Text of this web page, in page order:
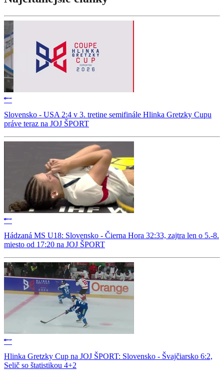
Slovensko - USA 2:4 v 3. tretine semifinále Hlinka Gretzky Cupu
práve teraz na JOJ ŠPORT
Hádzaná MS U18: Slovensko - Čierna Hora 32:33, zajtra len o 5.-8.
miesto od 17:20 na JOJ ŠPORT
Hlinka Gretzky Cup na JOJ ŠPORT: Slovensko - Švajčiarsko 6:2,
Selič so štatistikou 4+2